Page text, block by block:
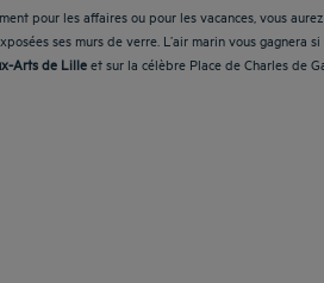
pour les affaires ou pour les vacances, vous
ses murs de verre. L’air marin vous gagnera si
Arts de Lilleet sur la célèbre Place de Charles de